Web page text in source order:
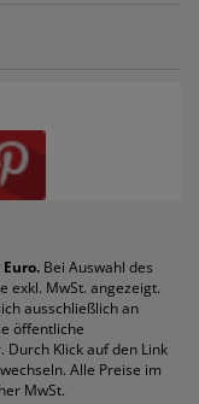
Radiergummis
Schnellhefter
Sichthüllen
Taschenrechner
Textmarker
Tintenroller
Tintenpatronen
Toilettenpapier
Bei Auswahl des
exkl. MwSt. angezeigt.
ausschließlich an
öffentliche
Klick auf den Link
Alle Preise im
MwSt.